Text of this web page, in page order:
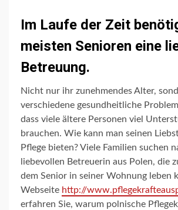
Im Laufe der Zeit
meisten Senioren eine
Betreuung.
Nicht nur ihr zunehmendes Alter,
verschiedene gesundheitliche
dass viele ältere Personen viel
brauchen. Wie kann man seinen
Pflege bieten? Viele Familien suchen
liebevollen Betreuerin aus Polen, die
dem Senior in seiner Wohnung leben
Webseite http://
erfahren Sie, warum polnische